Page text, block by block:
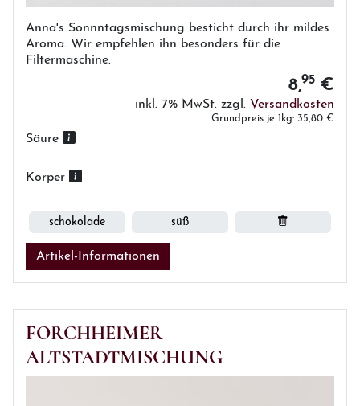
Anna's Sonnntagsmischung besticht durch ihr mildes
Aroma. Wir empfehlen ihn besonders für die
Filtermaschine.
8,95 €
inkl. 7% MwSt. zzgl. Versandkosten
Grundpreis je 1kg: 35,80 €
Säure
Körper
schokolade süß
Artikel-Informationen
FORCHHEIMER
ALTSTADTMISCHUNG